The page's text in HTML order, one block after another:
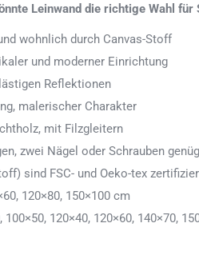
Leinwand die richtige Wahl für
wohnlich durch Canvas-Stoff
und moderner Einrichtung
Reflektionen
malerischer Charakter
mit Filzgleitern
zwei Nägel oder Schrauben
sind FSC- und Oeko-tex
120×80, 150×100 cm
120×40, 120×60, 140×70,